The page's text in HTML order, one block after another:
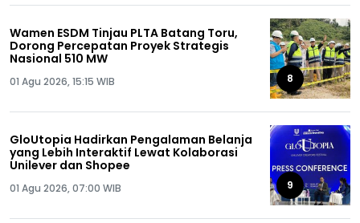
Wamen ESDM Tinjau PLTA Batang Toru,
Dorong Percepatan Proyek Strategis
Nasional 510 MW
01 Agu 2026, 15:15 WIB 8
GloUtopia Hadirkan Pengalaman Belanja
yang Lebih Interaktif Lewat Kolaborasi
Unilever dan Shopee
01 Agu 2026, 07:00 WIB 9